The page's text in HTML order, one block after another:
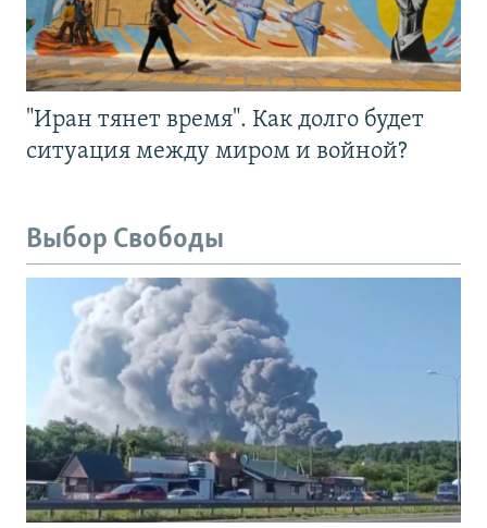
"Иран тянет время". Как долго будет
ситуация между миром и войной?
Выбор Свободы